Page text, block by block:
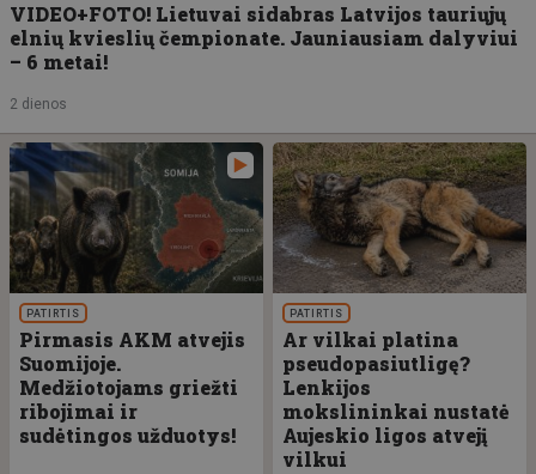
VIDEO+FOTO! Lietuvai sidabras Latvijos tauriųjų
elnių kvieslių čempionate. Jauniausiam dalyviui
– 6 metai!
2 dienos
PATIRTIS
Pirmasis AKM atvejis
Suomijoje.
Medžiotojams griežti
ribojimai ir
sudėtingos užduotys!
PATIRTIS
Ar vilkai platina
pseudopasiutligę?
Lenkijos
mokslininkai nustatė
Aujeskio ligos atvejį
vilkui